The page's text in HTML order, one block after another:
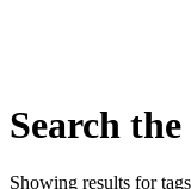
Search
Showing results for